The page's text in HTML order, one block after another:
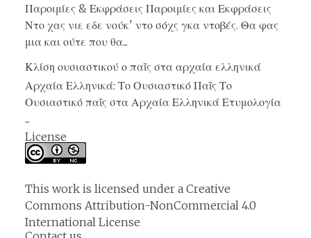
Παροιμίες & Εκφράσεις Παροιμίες και Εκφράσεις
Ντο χας νιε εδε νούκ' ντο σόχς γκα ντοβές. Θα φας
μια και ούτε που θα...
Κλίση ουσιαστικού ο παῖς στα αρχαία ελληνικά
Αρχαία Ελληνικά: Το Ουσιαστικό Παῖς Το
Ουσιαστικό παῖς στα Αρχαία Ελληνικά Ετυμολογία
...
License
This work is licensed under a Creative
Commons Attribution-NonCommercial 4.0
International License